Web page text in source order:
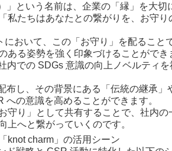
」という名前は、企業の「縁」を大切
私たちはあなたとの繋がりを、お守
おいて、この「お守り」を配ること
ある姿勢を強く印象づけることができ
内での SDGs 意識の向上ノベルティ
布し、その背景にある「伝統の継承
の意識を高めることができます。
守り」として共有することで、社内
上へと繋がっていくのです。
knot charm」の活用シーン